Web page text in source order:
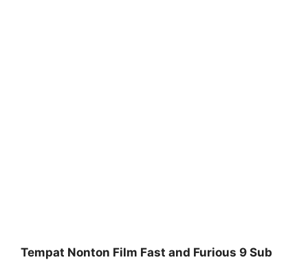
Tempat Nonton Film Fast and Furious 9 Sub